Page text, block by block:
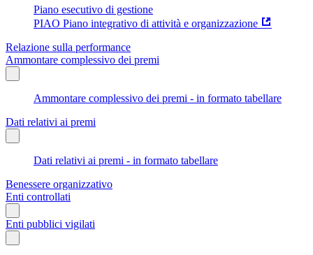
Piano esecutivo di gestione
PIAO Piano integrativo di attività e organizzazione
Relazione sulla performance
Ammontare complessivo dei premi
Ammontare complessivo dei premi - in formato tabellare
Dati relativi ai premi
Dati relativi ai premi - in formato tabellare
Benessere organizzativo
Enti controllati
Enti pubblici vigilati